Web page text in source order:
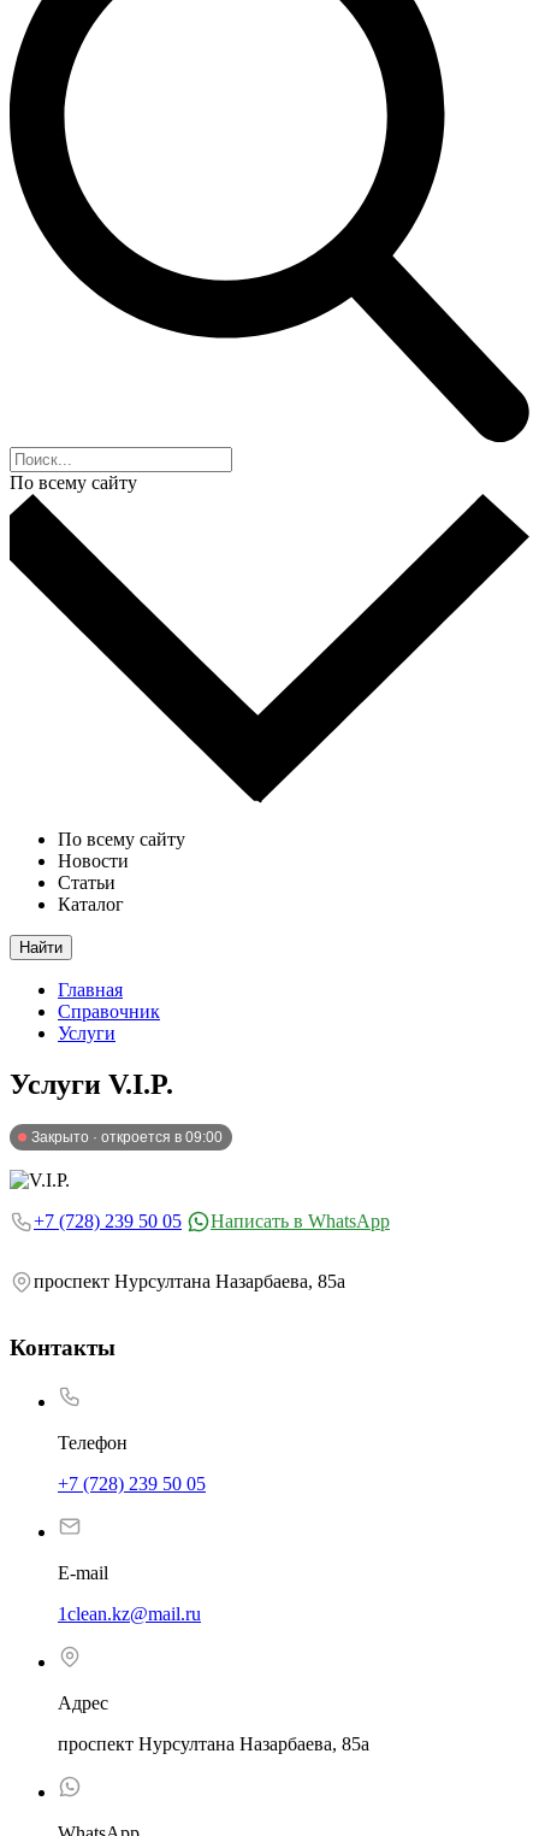
По всему сайту
По всему сайту
Новости
Статьи
Каталог
Найти
Главная
Справочник
Услуги
Услуги V.I.P.
Закрыто · откроется в 09:00
+7 (728) 239 50 05 Написать в WhatsApp
проспект Нурсултана Назарбаева, 85а
Контакты
Телефон
+7 (728) 239 50 05
E-mail
1clean.kz@mail.ru
Адрес
проспект Нурсултана Назарбаева, 85а